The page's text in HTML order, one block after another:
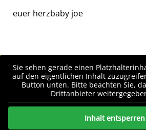
euer herzbaby joe
Sie sehen gerade einen
auf den eigentlichen Inhalt
Button unten. Bitte beachten Sie,
Drittanbieter
Inhalt entsperren